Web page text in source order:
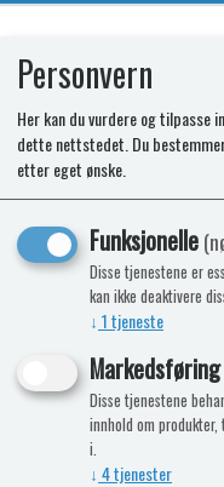
Manual
10x10x10mm
Nyhet
Personvern
Her kan du vurdere og tilpasse
dette nettstedet. Du
etter eget ønske.
Funksjonelle
Disse tjenestene er
kan ikke deaktivere
↓ 1tjeneste
Markedsføring
Disse tjenestene
innhold om
i.
↓ 4tjenester